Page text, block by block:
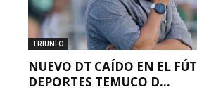
TRIUNFO
NUEVO DT CAÍDO EN EL
DEPORTES TEMUCO D...